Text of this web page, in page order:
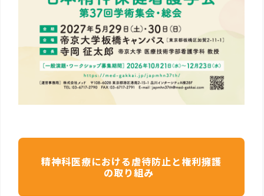
精神科医療における虐待防止と権利擁護
の取り組み